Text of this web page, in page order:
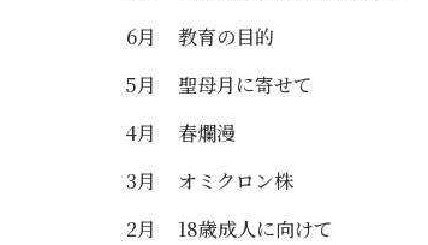
6月
教育の目的
5月
聖母月に寄せて
4月
春爛漫
3月
オミクロン株
2月
18歳成人に向けて